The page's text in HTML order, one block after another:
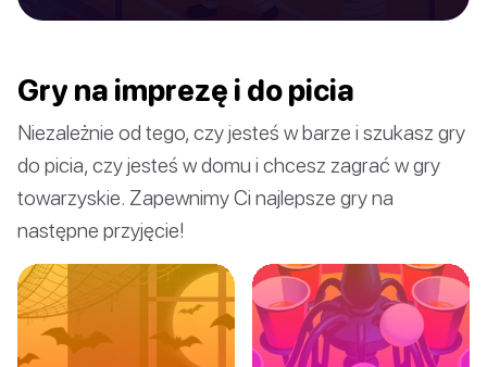
Gry na imprezę i do picia
Niezależnie od tego, czy jesteś w barze i szukasz gry
do picia, czy jesteś w domu i chcesz zagrać w gry
towarzyskie. Zapewnimy Ci najlepsze gry na
następne przyjęcie!